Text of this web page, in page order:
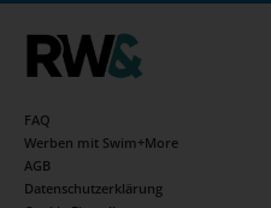
FAQ
Werben mit Swim+More
AGB
Datenschutzerklärung